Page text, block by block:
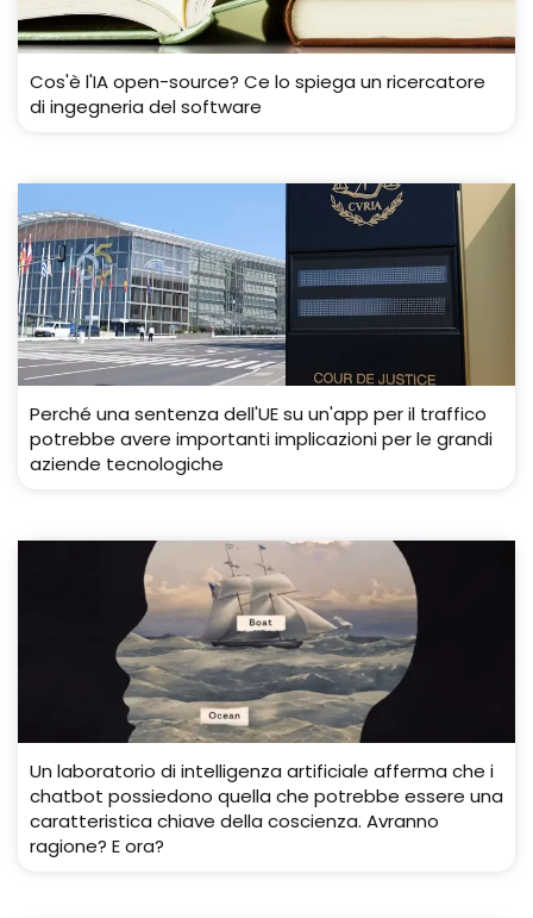
Cos'è l'IA open-source? Ce lo spiega un ricercatore
di ingegneria del software
Perché una sentenza dell'UE su un'app per il traffico
potrebbe avere importanti implicazioni per le grandi
aziende tecnologiche
Un laboratorio di intelligenza artificiale afferma che i
chatbot possiedono quella che potrebbe essere una
caratteristica chiave della coscienza. Avranno
ragione? E ora?